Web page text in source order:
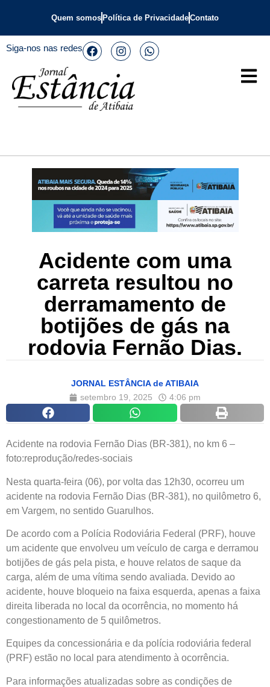
Quem somos Política de PrivacidadeContato
Siga-nos nas redes
Acidente com uma
carreta resultou no
derramamento de
botijões de gás na
rodovia Fernão Dias.
JORNAL ESTÂNCIA de ATIBAIA
setembro 19, 2025
4:06 pm
Acidente na rodovia Fernão Dias (BR-381), no km 6 –
foto:reprodução/redes-sociais
Nesta quarta-feira (06), por volta das 12h30, ocorreu um
acidente na rodovia Fernão Dias (BR-381), no quilômetro 6,
em Vargem, no sentido Guarulhos.
De acordo com a Polícia Rodoviária Federal (PRF), houve
um acidente que envolveu um veículo de carga e derramou
botijões de gás pela pista, e houve relatos de saque da
carga, além de uma vítima sendo avaliada. Devido ao
acidente, houve bloqueio na faixa esquerda, apenas a faixa
direita liberada no local da ocorrência, no momento há
congestionamento de 5 quilômetros.
Equipes da concessionária e da polícia rodoviária federal
(PRF) estão no local para atendimento à ocorrência.
Para informações atualizadas sobre as condições de